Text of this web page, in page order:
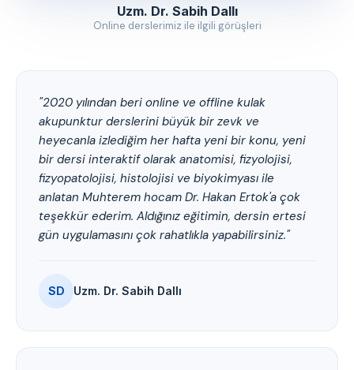
Uzm. Dr. Sabih Dallı
Online derslerimiz ile ilgili görüşleri
"2020 yılından beri online ve offline kulak
akupunktur derslerini büyük bir zevk ve
heyecanla izlediğim her hafta yeni bir konu, yeni
bir dersi interaktif olarak anatomisi, fizyolojisi,
fizyopatolojisi, histolojisi ve biyokimyası ile
anlatan Muhterem hocam Dr. Hakan Ertok'a çok
teşekkür ederim. Aldığınız eğitimin, dersin ertesi
gün uygulamasını çok rahatlıkla yapabilirsiniz."
SD Uzm. Dr. Sabih Dallı